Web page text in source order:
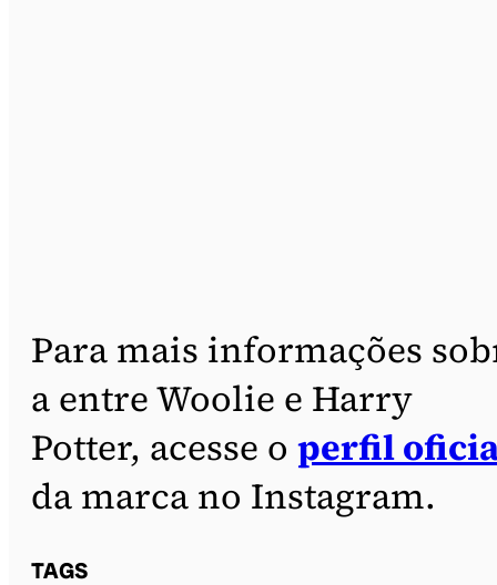
Para mais informações
a entre Woolie e Harry
Potter, acesse o perfil
da marca no Instagram.
TAGS